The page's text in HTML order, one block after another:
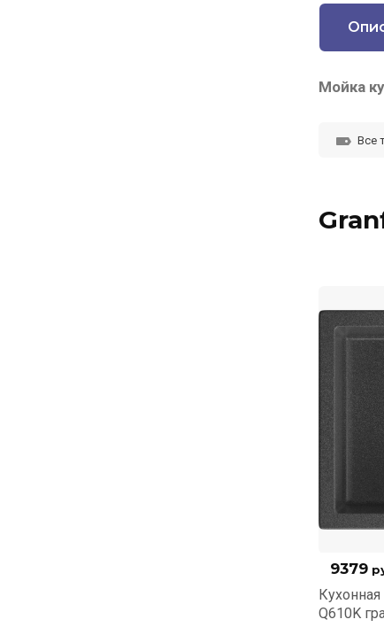
Мойка
Все
9379
Кухонная
Q610K